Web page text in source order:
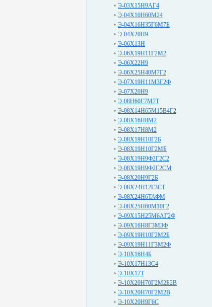
Э-03Х15Н9АГ4
Э-04Х10Н60М24
Э-04Х16Н35Г6М7Б
Э-04Х20Н9
Э-06Х13Н
Э-06Х19Н11Г2М2
Э-06Х22Н9
Э-06Х25Н40М7Г2
Э-07Х19Н11М3Г2Ф
Э-07Х20Н9
Э-08Н60Г7М7Т
Э-08Х14Н65М15В4Г2
Э-08Х16Н8М2
Э-08Х17Н8М2
Э-08Х19Н10Г2Б
Э-08Х19Н10Г2МБ
Э-08Х19Н9Ф2Г2С2
Э-08Х19Н9Ф2Г2СМ
Э-08Х20Н9Г2Б
Э-08Х24Н12Г3СТ
Э-08Х24Н6ТАФМ
Э-08Х25Н60М10Г2
Э-09Х15Н25М6АГ2Ф
Э-09Х16Н8Г3М3Ф
Э-09Х19Н10Г2М2Б
Э-09Х19Н11Г3М2Ф
Э-10Х16Н4Б
Э-10Х17Н13С4
Э-10Х17Т
Э-10Х20Н70Г2М2Б2В
Э-10Х20Н70Г2М2В
Э-10Х20Н9Г6С